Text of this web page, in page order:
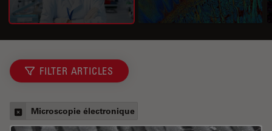
FILTER ARTICLES
Microscopie électronique